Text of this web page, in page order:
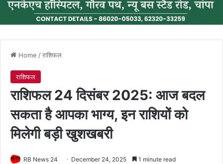
Home /राशिफल
राशिफल
राशिफल 24 दिसंबर 2025: आज बदल
सकता है आपका भाग्य, इन राशियों को
मिलेगी बड़ी खुशखबरी
RB News 24 December 24, 2025 1 minute read